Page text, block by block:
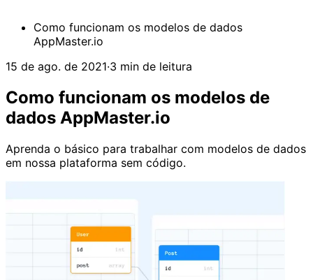
Como funcionam os modelos de dados
AppMaster.io
15 de ago. de 2021·3 min de leitura
Como funcionam os modelos de
dados AppMaster.io
Aprenda o básico para trabalhar com modelos de dados
em nossa plataforma sem código.